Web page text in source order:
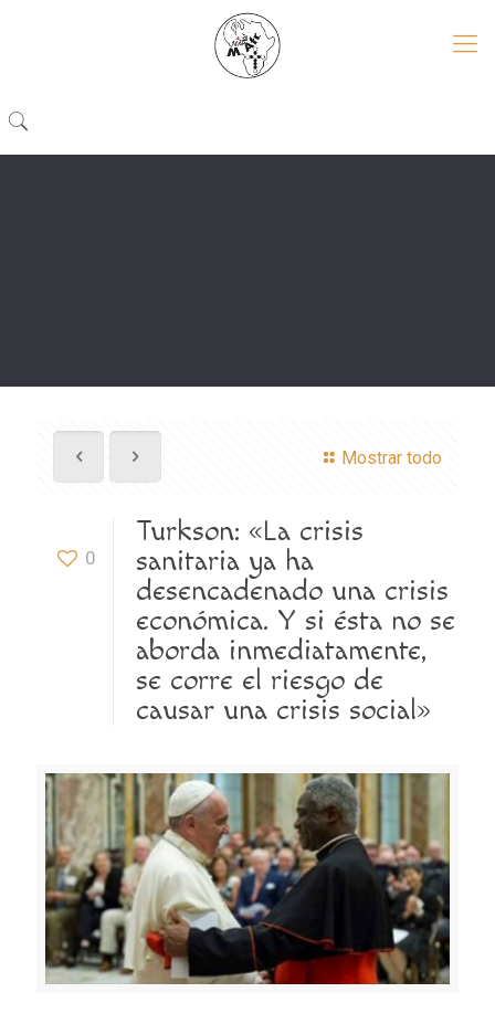
Mostrar todo
0
Turkson: «La crisis
sanitaria ya ha
desencadenado una crisis
económica. Y si ésta no se
aborda inmediatamente,
se corre el riesgo de
causar una crisis social»